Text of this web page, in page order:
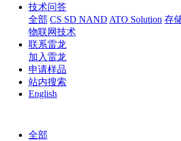
技术问答
全部 CS SD NAND ATO Solution 存
物联网技术
联系雷龙
加入雷龙
申请样品
站内搜索
English
全部